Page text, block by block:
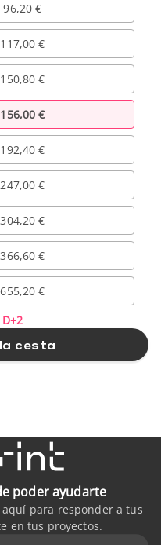
96,20 €
117,00 €
150,80 €
156,00 €
192,40 €
247,00 €
304,20 €
366,60 €
655,20 €
D+2
cesta
poder ayudarte
para responder a tus
en tus proyectos.